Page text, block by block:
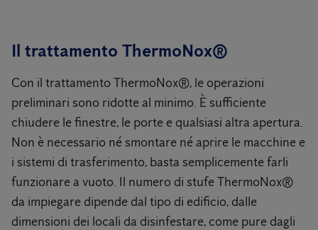
Il trattamento ThermoNox®
Con il trattamento ThermoNox®, le operazioni
preliminari sono ridotte al minimo. È sufficiente
chiudere le finestre, le porte e qualsiasi altra apertura.
Non è necessario né smontare né aprire le macchine e
i sistemi di trasferimento, basta semplicemente farli
funzionare a vuoto. Il numero di stufe ThermoNox®
da impiegare dipende dal tipo di edificio, dalle
dimensioni dei locali da disinfestare, come pure dagli